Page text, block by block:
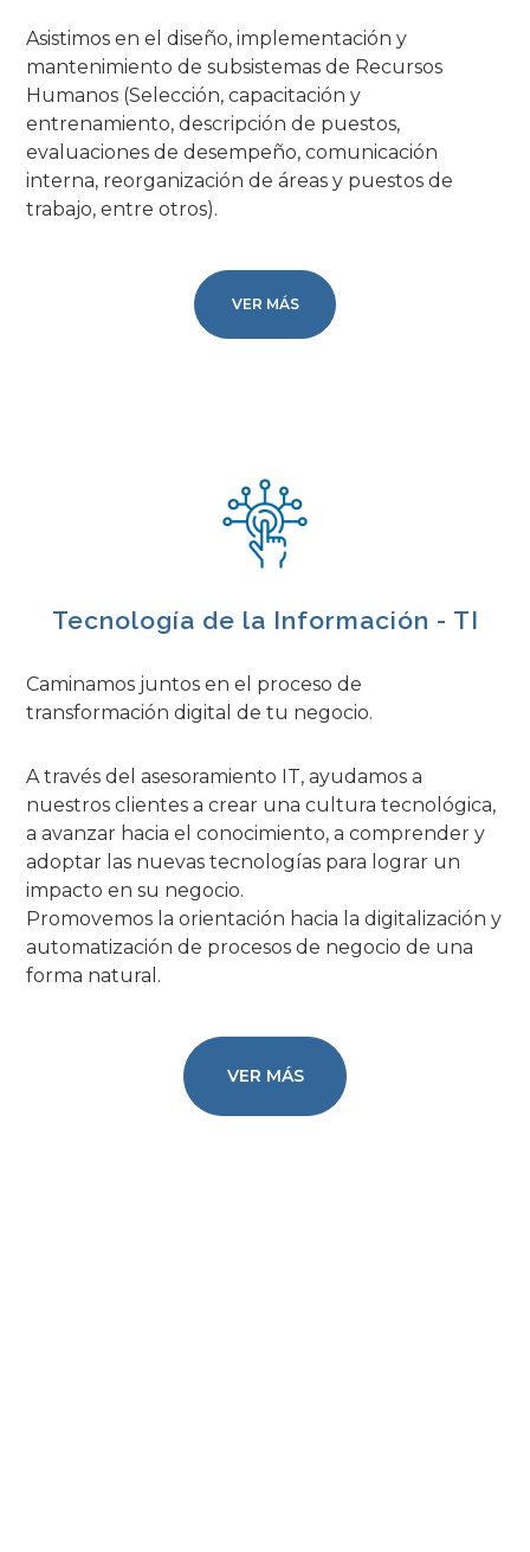
Asistimos en el diseño, implementación y
mantenimiento de subsistemas de Recursos
Humanos (Selección, capacitación y
entrenamiento, descripción de puestos,
evaluaciones de desempeño, comunicación
interna, reorganización de áreas y puestos de
trabajo, entre otros).
VER MÁS
Tecnología de la Información - TI
Caminamos juntos en el proceso de
transformación digital de tu negocio.
A través del asesoramiento IT, ayudamos a
nuestros clientes a crear una cultura tecnológica,
a avanzar hacia el conocimiento, a comprender y
adoptar las nuevas tecnologías para lograr un
impacto en su negocio.
Promovemos la orientación hacia la digitalización y
automatización de procesos de negocio de una
forma natural.
VER MÁS